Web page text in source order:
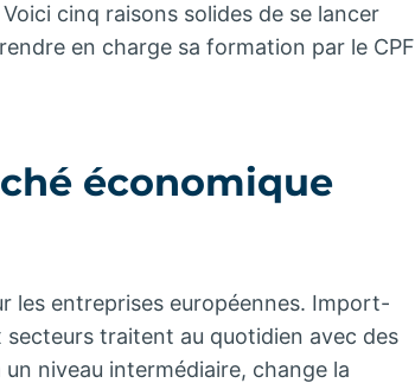
cinq raisons solides de se lancer
en charge sa formation par le CPF
économique
les entreprises européennes. Import-
traitent au quotidien avec des
niveau intermédiaire, change la